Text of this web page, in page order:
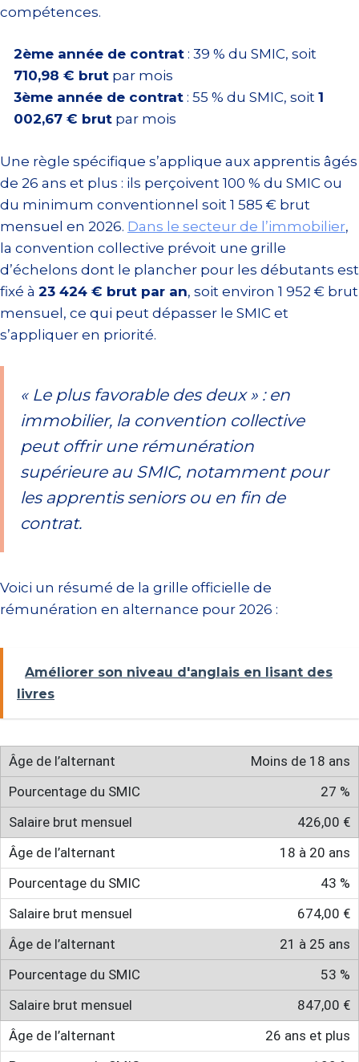
compétences.
2ème année de contrat : 39 % du SMIC, soit
710,98 € brut par mois
3ème année de contrat : 55 % du SMIC, soit 1
002,67 € brut par mois
Une règle spécifique s’applique aux apprentis âgés
de 26 ans et plus : ils perçoivent 100 % du SMIC ou
du minimum conventionnel soit 1 585 € brut
mensuel en 2026. Dans le secteur de l’immobilier,
la convention collective prévoit une grille
d’échelons dont le plancher pour les débutants est
fixé à 23 424 € brut par an, soit environ 1 952 € brut
mensuel, ce qui peut dépasser le SMIC et
s’appliquer en priorité.
« Le plus favorable des deux » : en
immobilier, la convention collective
peut offrir une rémunération
supérieure au SMIC, notamment pour
les apprentis seniors ou en fin de
contrat.
Voici un résumé de la grille officielle de
rémunération en alternance pour 2026 :
Améliorer son niveau d'anglais en lisant des
livres
Moins de 18 ans
27 %
426,00 €
18 à 20 ans
43 %
674,00 €
21 à 25 ans
53 %
847,00 €
26 ans et plus